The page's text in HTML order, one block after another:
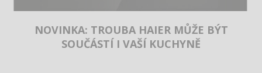
NOVINKA: TROUBA HAIER MŮŽE BÝT
SOUČÁSTÍ I VAŠÍ KUCHYNĚ